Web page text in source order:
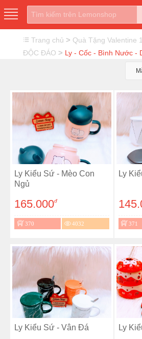
Trang chủ > Quà Tặng Valentine
ĐỘC ĐÁO > Ly - Cốc - Bình Nước -
Ly Kiểu Sứ - Mèo Con
Ngủ
165.000đ
370 4032
Ly
371
Ly Kiểu Sứ - Vân Đá Ly